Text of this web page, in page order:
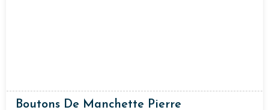
Boutons De Manchette Pierre